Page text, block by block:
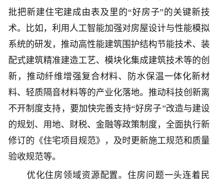
批把新建住宅建成由表及里的“好房子”的关键新技
术。比如，利用人工智能加强对房屋设计与性能模拟
系统的研发，推动高性能建筑围护结构节能技术、装
配式建筑精准建造工艺、模块化集成建筑技术等的创
新，推动纤维增强复合材料、防水保温一体化新材
料、轻质隔音材料等的产业化落地。推动科技创新离
不开制度支持，要加快完善支持“好房子”改造与建设
的规划、用地、财税、金融等政策制度，全面执行新
修订的《住宅项目规范》，及时更新施工规范和质量
验收规范等。
优化住房领域资源配置。住房问题一头连着民